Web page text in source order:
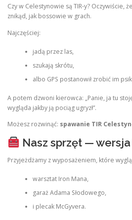
Czy w Celestynowie są TIR‑y? Oczywiście,
znikąd, jak bossowie w grach.
Najczęściej:
jadą przez las,
szukają skrótu,
albo GPS postanowił zrobić im
A potem dzwoni kierowca: „Panie, ja tu
wygląda jakby ją pociąg ugryzł”.
Możesz rozwinąć: spawanie TIR
Nasz sprzęt —
Przyjeżdżamy z wyposażeniem, które
warsztat Iron Mana,
garaż Adama Słodowego,
i plecak McGyvera.